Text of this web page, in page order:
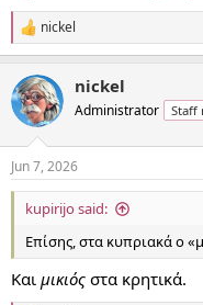
R
e
c
t
i
s
:
nickel
nickel
Administrator Staff
Jun 7, 2026
kupirijo said:
Επίσης, στα κυπριακά ο
Και μικιός στα κρητικά.